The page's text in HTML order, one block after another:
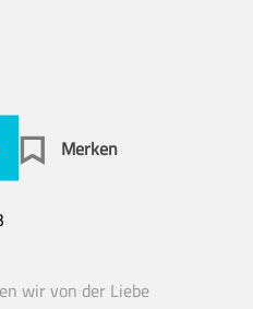
Merken
wir von der Liebe